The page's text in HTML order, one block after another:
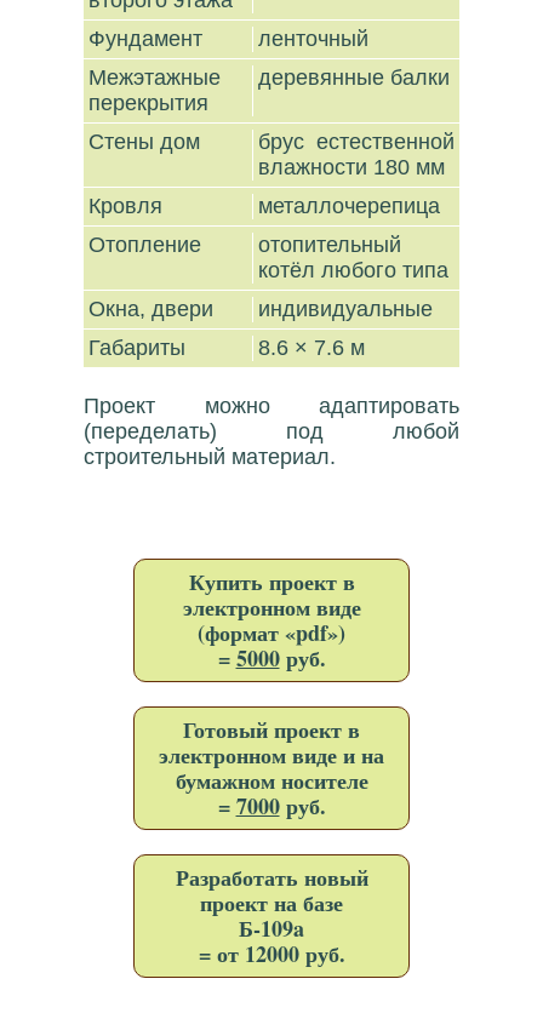
Фундамент
ленточный
Межэтажные
перекрытия
деревянные балки
Стены дом
брус естественной
влажности 180 мм
Кровля
металлочерепица
Отопление
отопительный
котёл любого типа
Окна, двери
индивидуальные
Габариты
8.6 × 7.6 м
Проект можно адаптировать
(переделать) под любой
строительный материал.
Купить проект в
электронном виде
(формат «pdf»)
=5000руб.
Готовый проект в
электронном виде и на
бумажном носителе
=7000руб.
Разработать новый
проект на базе
Б-109a
= от 12000 руб.